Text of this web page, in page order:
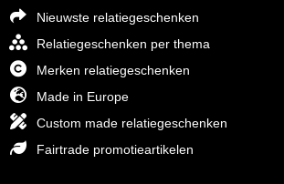
Nieuwste relatiegeschenken
Relatiegeschenken per thema
Merken relatiegeschenken
Made in Europe
Custom made relatiegeschenken
Fairtrade promotieartikelen